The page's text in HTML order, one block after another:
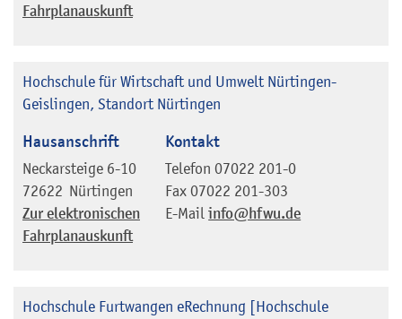
Fahrplanauskunft
Hochschule für Wirtschaft und Umwelt Nürtingen-
Geislingen, Standort Nürtingen
Hausanschrift
Neckarsteige 6-10
72622 Nürtingen
Zur elektronischen
Fahrplanauskunft
Kontakt
Telefon 07022 201-0
Fax 07022 201-303
E-Mail info@hfwu.de
Hochschule Furtwangen eRechnung [Hochschule